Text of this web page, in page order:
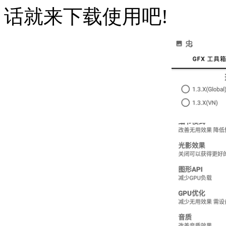
话就来下载使用吧!